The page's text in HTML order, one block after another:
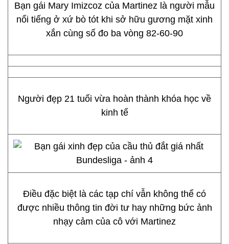
Bạn gái Mary Imizcoz của Martinez là người mẫu
nổi tiếng ở xứ bò tót khi sở hữu gương mặt xinh
xắn cùng số đo ba vòng 82-60-90
Người đẹp 21 tuổi vừa hoàn thành khóa học về
kinh tế
Điều đặc biệt là các tạp chí vẫn không thể có
được nhiều thông tin đời tư hay những bức ảnh
nhạy cảm của cô với Martinez